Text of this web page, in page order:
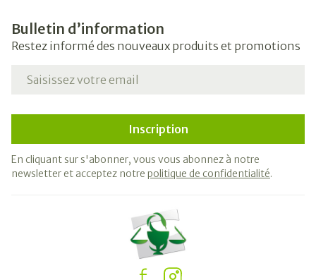
Bulletin d’information
Restez informé des nouveaux produits et promotions
Inscription
En cliquant sur s'abonner, vous vous abonnez à notre
newsletter et acceptez notre politique de confidentialité.